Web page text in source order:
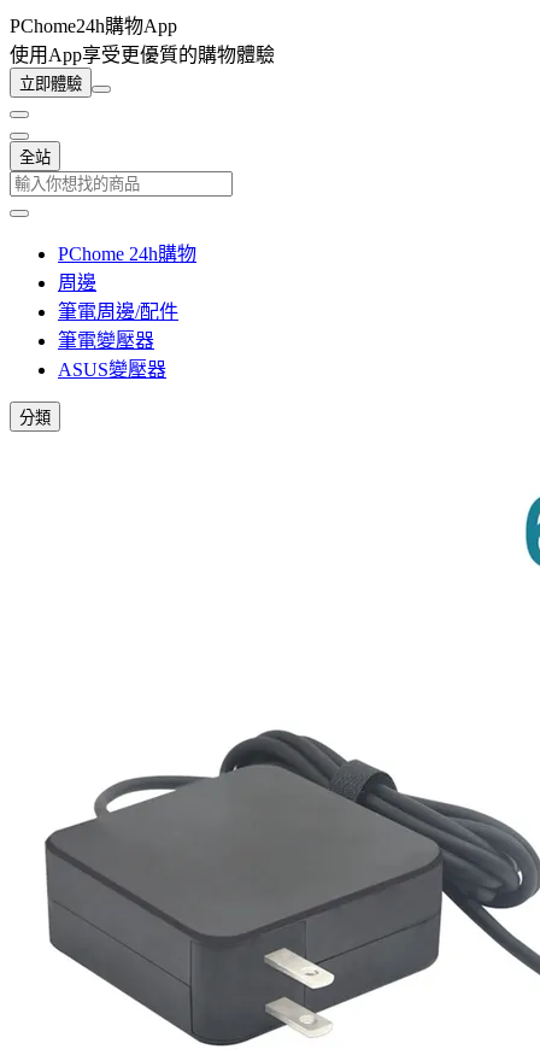
PChome24h購物App
使用App享受更優質的購物體驗
立即體驗
全站
PChome 24h購物
周邊
筆電周邊/配件
筆電變壓器
ASUS變壓器
分類